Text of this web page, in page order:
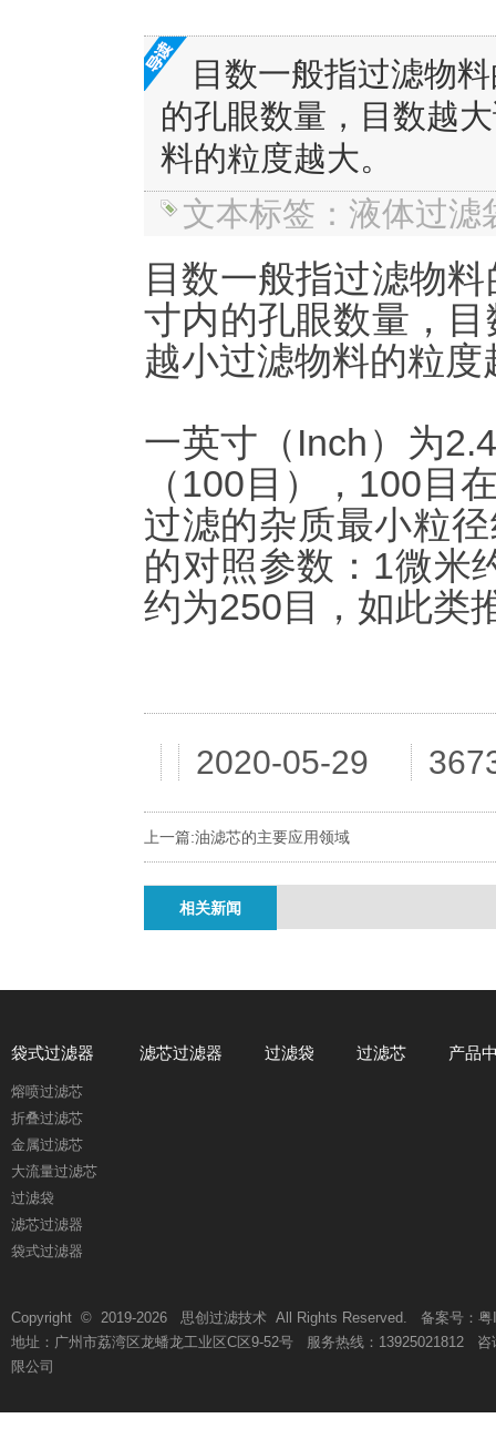
目数一般指过滤物
的孔眼数量，目数越
料的粒度越大。
文本标签：液体过滤
目数一般指过滤物
寸内的孔眼数量，
越小过滤物料的粒度
一英寸（Inch）为
（100目），100目
过滤的杂质最小粒
的对照参数：1微米
约为250目，如此类
2020-05-29
上一篇:油滤芯的主要应用领域
相关新闻
袋式过滤器
熔喷过滤芯
折叠过滤芯
金属过滤芯
大流量过滤芯
过滤袋
滤芯过滤器
袋式过滤器
滤芯过滤器 过滤袋 过滤芯 产品
Copyright © 2019-2026 思创过滤技术 All Rights Reserved. 备案号： 粤
地址：广州市荔湾区龙蟠龙工业区C区9-52号 服务热线：13925021812
限公司